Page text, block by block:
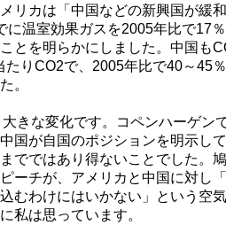
リカは「中国などの新興国が緩
に温室効果ガスを2005年比で17
とを明らかにしました。中国も
たりCO2で、2005年比で40～45
。
きな変化です。コペンハーゲン
国が自国のポジションを明示し
でではあり得ないことでした。
ーチが、アメリカと中国に対し
むわけにはいかない」という空
は思っています。